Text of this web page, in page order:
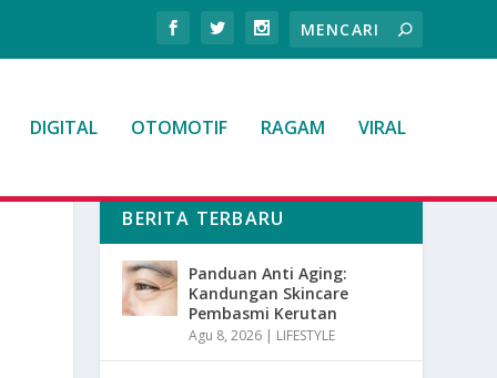
DIGITAL OTOMOTIF RAGAM VIRAL
BERITA TERBARU
Panduan Anti Aging:
Kandungan Skincare
Pembasmi Kerutan
Agu 8, 2026 | LIFESTYLE